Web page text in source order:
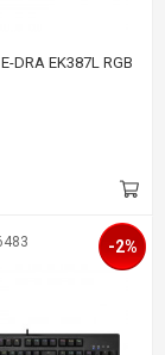
DRA EK387L RGB
-2%